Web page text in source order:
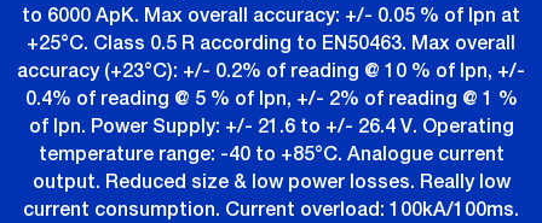
to 6000 ApK. Max overall accuracy: +/- 0.05 % of Ipn at
+25°C. Class 0.5 R according to EN50463. Max overall
accuracy (+23°C): +/- 0.2% of reading @ 10 % of Ipn, +/-
0.4% of reading @ 5 % of Ipn, +/- 2% of reading @ 1 %
of Ipn. Power Supply: +/- 21.6 to +/- 26.4 V. Operating
temperature range: -40 to +85°C. Analogue current
output. Reduced size & low power losses. Really low
current consumption. Current overload: 100kA/100ms.